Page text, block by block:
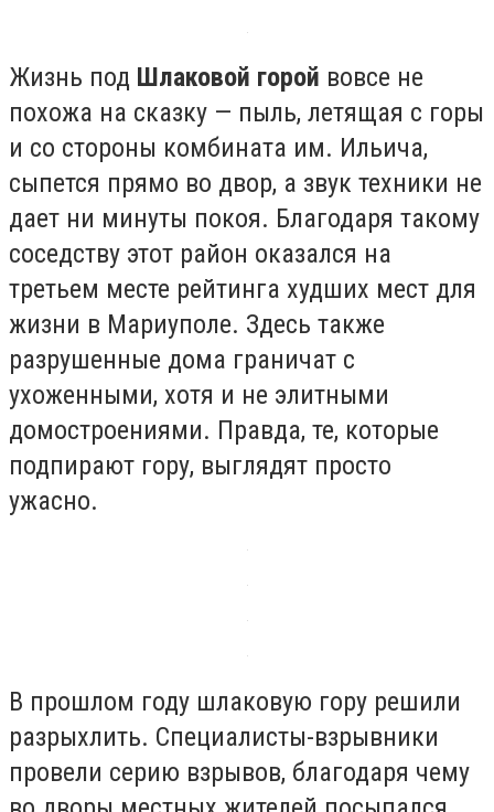
Жизнь под Шлаковой горой вовсе не
похожа на сказку — пыль, летящая с горы
и со стороны комбината им. Ильича,
сыпется прямо во двор, а звук техники не
дает ни минуты покоя. Благодаря такому
соседству этот район оказался на
третьем месте рейтинга худших мест для
жизни в Мариуполе. Здесь также
разрушенные дома граничат с
ухоженными, хотя и не элитными
домостроениями. Правда, те, которые
подпирают гору, выглядят просто
ужасно.
В прошлом году шлаковую гору решили
разрыхлить. Специалисты-взрывники
провели серию взрывов, благодаря чему